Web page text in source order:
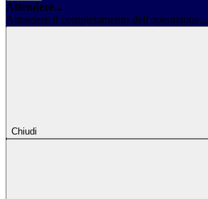
Attendere...
Attendere il completamento dell'operazione...
Chiudi